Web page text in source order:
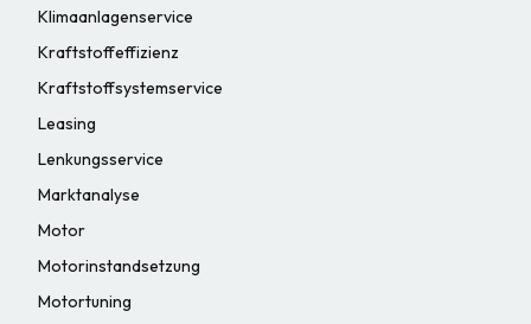
Klimaanlagenservice
Kraftstoffeffizienz
Kraftstoffsystemservice
Leasing
Lenkungsservice
Marktanalyse
Motor
Motorinstandsetzung
Motortuning